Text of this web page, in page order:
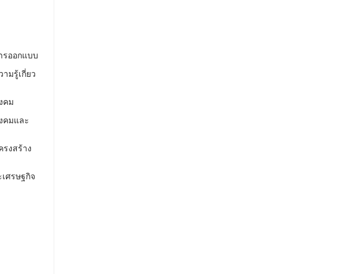
ออกแบบ
มรู้เกี่ยว
คม
คมและ
งสร้าง
ศรษฐกิจ